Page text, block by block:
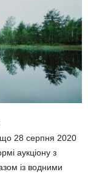
що 28 серпня 2020
аукціону з
із водними